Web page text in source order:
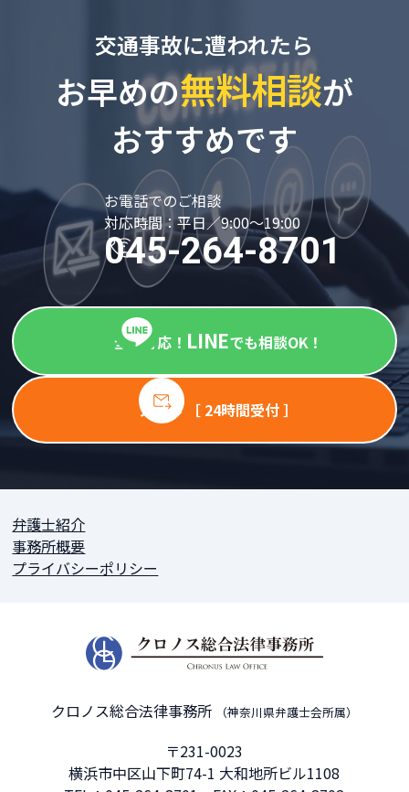
交通事故に遭われたら
お早めの無料相談が
おすすめです
お電話でのご相談
対応時間：平日／9:00～19:00
045-264-8701
全国対応！ LINEでも相談OK！
メール ［ 24時間受付 ］
弁護士紹介
事務所概要
プライバシーポリシー
クロノス総合法律事務所 （神奈川県弁護士会所属）
〒231-0023
横浜市中区山下町74-1 大和地所ビル1108